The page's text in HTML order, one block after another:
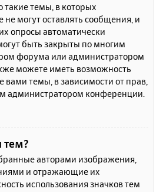
темы, в которых
не могут оставлять сообщения, и
опросы автоматически
быть закрыты по многим
форума или администратором
можете иметь возможность
вами темы, в зависимости от прав,
администратором конференции.
тем?
авторами изображения,
и отражающие их
использования значков тем